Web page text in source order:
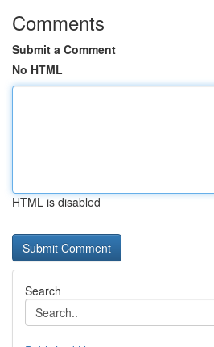
Comments
Submit a Comment
No HTML
HTML is disabled
Search